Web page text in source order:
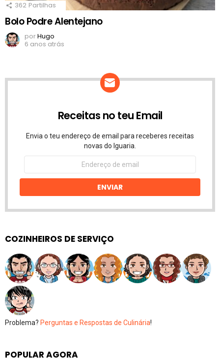
362 Partilhas
Bolo Podre Alentejano
porHugo
6 anos atrás
Receitas no teu Email
Envia o teu endereço de email para receberes receitas
novas do Iguaria.
Endereço
email
ENVIAR
COZINHEIROS DE SERVIÇO
Problema? Perguntas e Respostas de Culinária!
POPULAR AGORA